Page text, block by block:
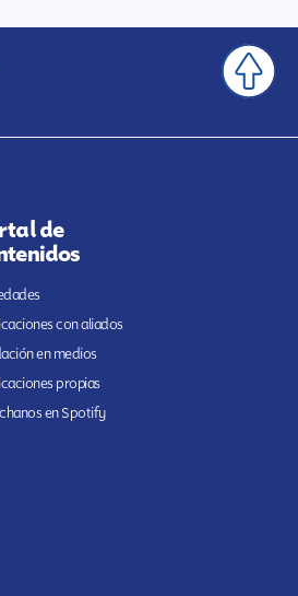
de
con aliados
en medios
propias
en Spotify